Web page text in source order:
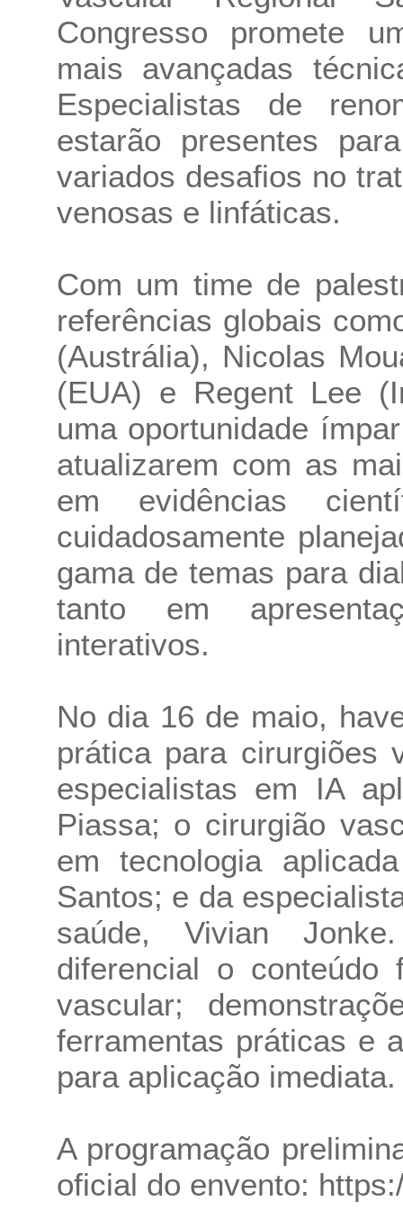
Congresso promete
mais avançadas
Especialistas de
estarão presentes
variados desafios no
venosas e linfáticas.
Com um time de
referências globais
(Austrália), Nicolas
(EUA) e Regent Lee
uma oportunidade
atualizarem com as
em evidências
cuidadosamente
gama de temas para
tanto em
interativos.
No dia 16 de maio,
prática para cirurgiões
especialistas em IA
Piassa; o cirurgião
em tecnologia
Santos; e da
saúde, Vivian
diferencial o conteúdo
vascular;
ferramentas práticas e
para aplicação imediata.
A programação
oficial do envento: